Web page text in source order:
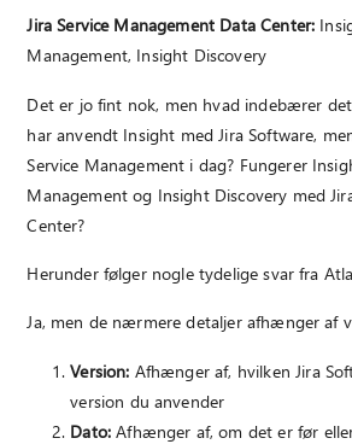
Jira Service Management Data Center:
Management, Insight Discovery
Det er jo fint nok, men hvad indebærer
har anvendt Insight med Jira Software,
Service Management i dag? Fungerer
Management og Insight Discovery med
Center?
Herunder følger nogle tydelige svar fra
Ja, men de nærmere detaljer afhænger af
Version: Afhænger af, hvilken Jira
version du anvender
Dato: Afhænger af, om det er før